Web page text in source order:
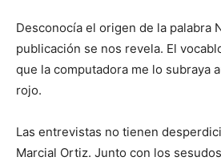
Desconocía el origen de la palabra
publicación se nos revela. El
que la computadora me lo subraya
rojo.
Las entrevistas no tienen
Marcial Ortiz. Junto con los